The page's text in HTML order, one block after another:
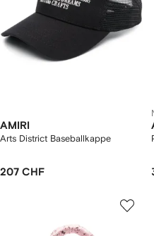
AMIRI
Arts District Baseballkappe
207 CHF